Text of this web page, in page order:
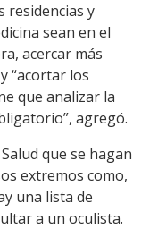
residencias y
sean en el
acercar más
“acortar los
que analizar la
agregó.
que se hagan
extremos como,
una lista de
a un oculista.